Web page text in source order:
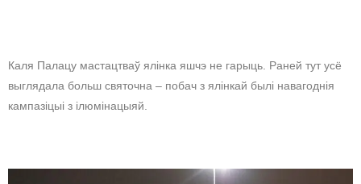
Каля Палацу мастацтваў ялінка яшчэ не гарыць. Раней тут усё
выглядала больш святочна – побач з ялінкай былі навагоднія
кампазіцыі з ілюмінацыяй.